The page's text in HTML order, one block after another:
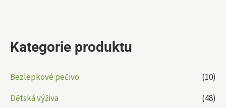
Kategorie produktu
Bezlepkové pečivo
(10)
Dětská výživa
(48)